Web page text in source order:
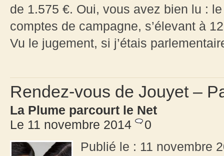
de 1.575 €. Oui, vous avez bien lu :
comptes de campagne, s’élevant à
Vu le jugement, si j’étais
Rendez-vous de Jouyet –
La Plume parcourt le Net
Le 11 novembre 2014
0
Publié le : 11 novembre